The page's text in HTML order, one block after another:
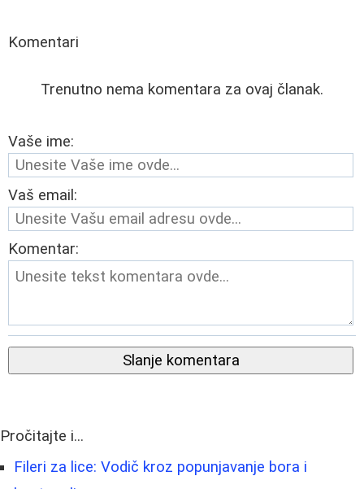
Komentari
Trenutno nema komentara za ovaj članak.
Vaše ime:
Vaš email:
Komentar:
Slanje komentara
Pročitajte i...
Fileri za lice: Vodič kroz popunjavanje bora i